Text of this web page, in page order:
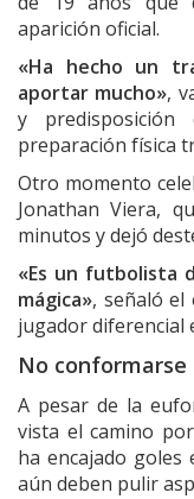
aparición oficial.
«Ha hecho un
aportar mucho»,
y
preparación física
Otro momento
Jonathan Viera,
minutos y dejó
«Es un futbolista
mágica», señaló el
jugador diferencial
No
A pesar de la
vista el camino
ha encajado goles
aún deben pulir